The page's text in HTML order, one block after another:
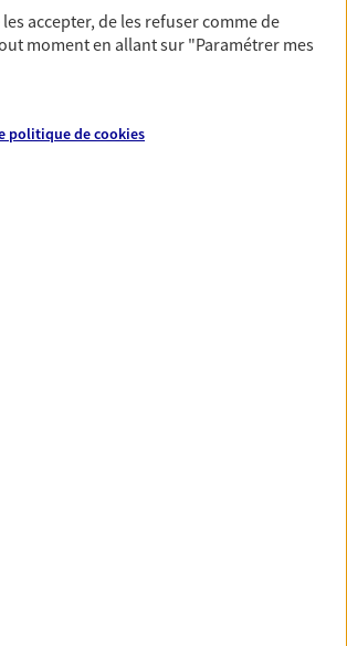
Prévoyance
de santé ainsi que celles de
la complémentaire santé qui
accepter, de les refuser comme de
moment en allant sur "Paramétrer mes
politique decookies